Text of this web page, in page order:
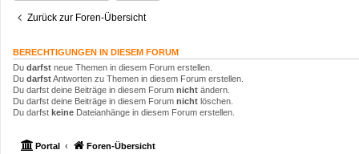
Zurück zur Foren-Übersicht
BERECHTIGUNGEN IN DIESEM FORUM
Du darfst neue Themen in diesem Forum erstellen.
Du darfstAntworten zu Themen in diesem Forum erstellen.
Du darfst deine Beiträge in diesem Forum nicht ändern.
Du darfst deine Beiträge in diesem Forum nicht löschen.
Du darfst keine Dateianhänge in diesem Forum erstellen.
Portal Foren-Übersicht